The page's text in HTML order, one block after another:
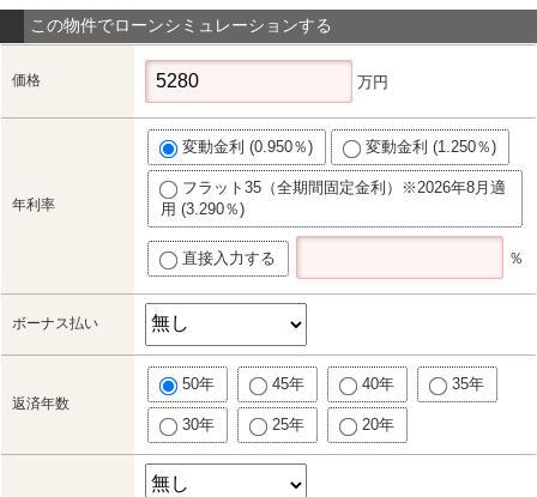
この物件でローンシミュレーションする
価格 万円
年利率
変動金利 (0.950％) 変動金利 (1.250％)
フラット35（全期間固定金利）※2026年8月適
用 (3.290％)
直接入力する ％
ボーナス払い
返済年数
50年 45年 40年 35年
30年 25年 20年